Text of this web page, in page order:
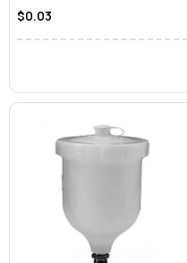
$0.03